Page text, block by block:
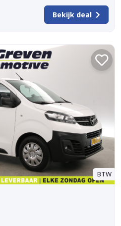
Bekijk deal
BTW